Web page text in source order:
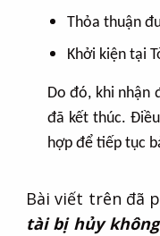
Thỏa thuận
Khởi kiện tại
Do đó, khi nhận
đã kết thúc.
hợp để tiếp tục
Bài viết trên đã
tài bị hủy